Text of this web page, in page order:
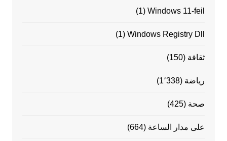
Windows 11-feil
(1)
Windows Registry Dll
(1)
ثقافة (150)
رياضة (1٬338)
صحة (425)
على مدار الساعة (664)